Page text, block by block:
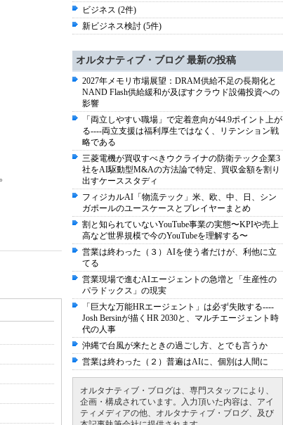
ビジネス (2件)
新ビジネス検討 (5件)
オルタナティブ・ブログ 最新の投稿
2027年メモリ市場展望：DRAM供給不足の長期化と
NAND Flash供給緩和が及ぼすクラウド設備投資への
影響
「両立しやすい職場」で定着意向が44.9ポイント上が
る----両立支援は福利厚生ではなく、リテンション戦
略である
三菱電機が買収すべきウクライナの防衛テック企業3
社をAI駆動型M&Aの方法論で特定、買収金額を割り
出すケーススタディ
フィジカルAI「物流テック」米、欧、中、日、シン
ガポールのユースケースとプレイヤーまとめ
割と知られていないYouTube事業の実態〜KPIや売上
高など世界規模で今のYouTubeを理解する〜
営業は終わった（３）AIを使う者だけが、利他に立
てる
営業現場で進むAIエージェントの急増と「生産性の
パラドックス」の現実
「巨大な万能HRエージェント」は必ず失敗する----
Josh Bersinが描くHR 2030と、マルチエージェント時
代の人事
沖縄で台風が来たときの過ごし方、とでも言うか
営業は終わった（２）普遍はAIに、個別は人間に
オルタナティブ・ブログは、専門スタッフにより、
企画・構成されています。入力頂いた内容は、アイ
ティメディアの他、オルタナティブ・ブログ、及び